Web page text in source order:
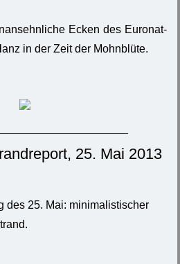
Ecken des Euronat-
in der Zeit der Mohnblüte.
25. Mai 2013
des 25. Mai: minimalistischer